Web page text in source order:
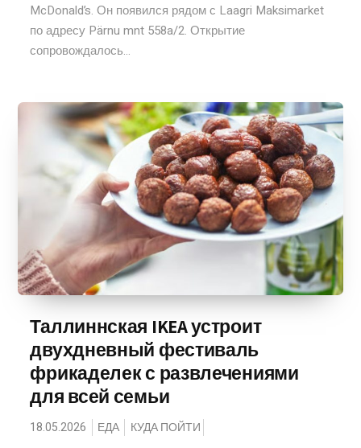
McDonald’s. Он появился рядом с Laagri Maksimarket
по адресу Pärnu mnt 558a/2. Открытие
сопровождалось...
Таллиннская IKEA устроит
двухдневный фестиваль
фрикаделек с развлечениями
для всей семьи
18.05.2026 ЕДА КУДА ПОЙТИ